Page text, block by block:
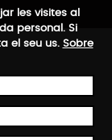
les visites al
personal. Si
el seu us. Sobre